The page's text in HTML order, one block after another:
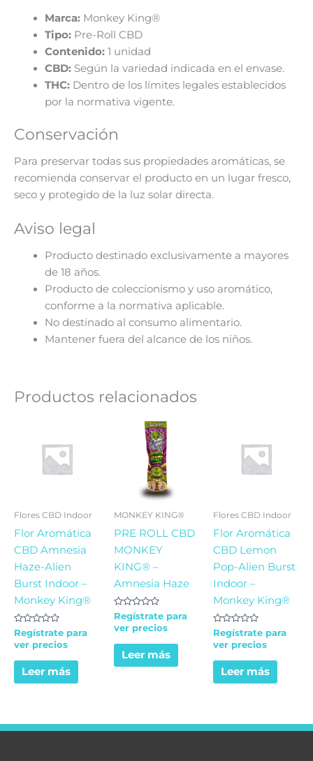
Marca:Monkey King®
Tipo:Pre-Roll CBD
Contenido:1 unidad
CBD:Según la variedad indicada en el envase.
THC:Dentro de los límites legales establecidos
por la normativa vigente.
Conservación
Para preservar todas sus propiedades aromáticas, se
recomienda conservar el producto en un lugar fresco,
seco y protegido de la luz solar directa.
Aviso legal
Producto destinado exclusivamente a mayores
de 18 años.
Producto de coleccionismo y uso aromático,
conforme a la normativa aplicable.
No destinado al consumo alimentario.
Mantener fuera del alcance de los niños.
Productos relacionados
Flores CBD Indoor
Flor Aromática
CBD Amnesia
Haze-Alien
Burst Indoor –
Monkey King®
Valorado
0
5
Regístrate para
ver precios
Leer más
MONKEY KING®
PRE ROLL CBD
MONKEY
KING® –
Amnesia Haze
Valorado
0
5
Regístrate para
ver precios
Leer más
Flores CBD Indoor
Flor Aromática
CBD Lemon
Pop-Alien Burst
Indoor –
Monkey King®
Valorado
0
5
Regístrate para
ver precios
Leer más